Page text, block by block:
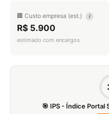
🏢 Custo empresa (est.) i
R$ 5.900
estimado com encargos
🎯 IPS - Índice Portal